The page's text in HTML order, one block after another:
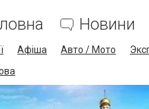
Новини
Афіша Авто / Мото